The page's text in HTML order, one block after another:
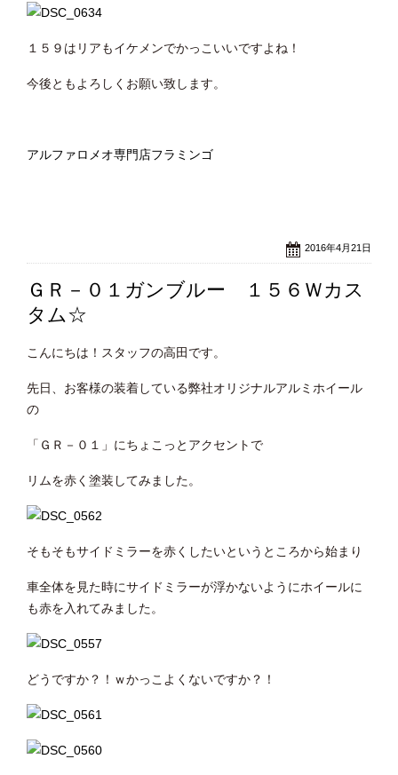
１５９はリアもイケメンでかっこいいですよね！
今後ともよろしくお願い致します。
アルファロメオ専門店フラミンゴ
2016年4月21日
ＧＲ－０１ガンブルー １５６Ｗカス
タム☆
こんにちは！スタッフの高田です。
先日、お客様の装着している弊社オリジナルアルミホイール
の
「ＧＲ－０１」にちょこっとアクセントで
リムを赤く塗装してみました。
そもそもサイドミラーを赤くしたいというところから始まり
車全体を見た時にサイドミラーが浮かないようにホイールに
も赤を入れてみました。
どうですか？！ｗかっこよくないですか？！